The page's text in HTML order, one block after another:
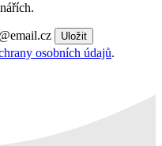
Uložit
osobních údajů.